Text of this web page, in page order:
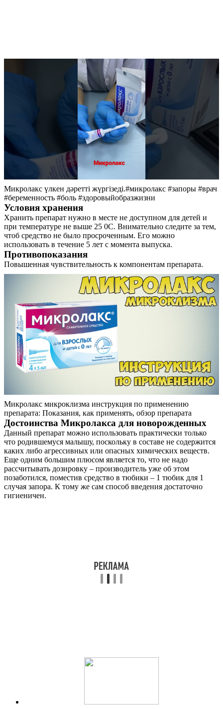
Микролакс үлкен дәретті жүргізеді.#микролакс #запоры #врач
#беременность #боль #здоровыйобразжизни
Условия хранения
Хранить препарат нужно в месте не доступном для детей и
при температуре не выше 25 0С. Внимательно следите за тем,
чтоб средство не было просроченным. Его можно
использовать в течение 5 лет с момента выпуска.
Противопоказания
Повышенная чувствительность к компонентам препарата.
Микролакс микроклизма инструкция по применению
препарата: Показания, как применять, обзор препарата
Достоинства Микролакса для новорожденных
Данный препарат можно использовать практически только
что родившемуся малышу, поскольку в составе не содержится
каких либо агрессивных или опасных химических веществ.
Еще одним большим плюсом является то, что не надо
рассчитывать дозировку – производитель уже об этом
позаботился, поместив средство в тюбики – 1 тюбик для 1
случая запора. К тому же сам способ введения достаточно
гигиеничен.